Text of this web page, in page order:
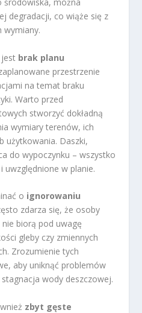
środowiska, można
degradacji, co wiąże się z
wymiany.
jest brak planu
przestrzenie
na temat braku
Warto przed
stworzyć dokładną
wymiary terenów, ich
użytkowania. Daszki,
do wypoczynku – wszystko
uwzględnione w planie.
o ignorowaniu
zdarza się, że osoby
biorą pod uwagę
gleby czy zmiennych
Zrozumienie tych
aby uniknąć problemów
wody deszczowej.
zbyt gęste